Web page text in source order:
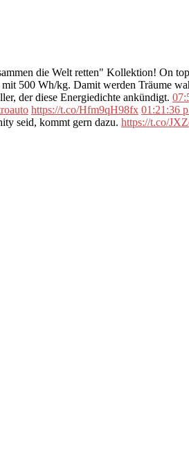
die Welt retten" Kollektion! On
500 Wh/kg. Damit werden Träume
der diese Energiedichte ankündigt.
https://t.co/Hfm9qH98fx 01:21:36
seid, kommt gern dazu. https://t.co/